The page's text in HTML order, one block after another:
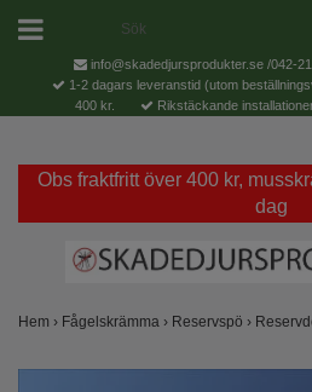
info@skadedjursprodukter.se/042-
1-2 dagars leveranstid (utom
400 kr.
Rikstäckande
Obs fraktfritt över 400 kr,
dag
Hem › Fågelskrämma › Reservspö ›